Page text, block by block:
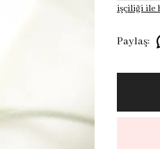
işçiliği ile
Paylaş: